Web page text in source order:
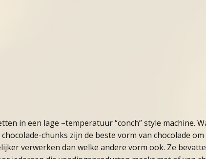
in een lage –temperatuur “conch” style machine.
chunks zijn de beste vorm van chocolade
verwerken dan welke andere vorm ook. Ze